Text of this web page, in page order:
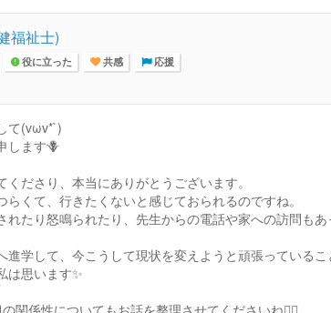
福祉士)
役に立った 共感 応援
て(vωv*`)
します🪻
ださり、本当にありがとうございます。
くて、行きたくないと感じておられるのですね。
れたり怒鳴られたり、先生からの電話や家への訪問も
進学して、今こうして現状を変えようと頑張っている
は思います✨
関係性についてもお話を整理させてくださいね🙂‍↕️